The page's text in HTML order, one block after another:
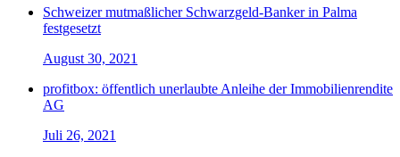
Schweizer mutmaßlicher Schwarzgeld-Banker in Palma
festgesetzt
August 30, 2021
profitbox: öffentlich unerlaubte Anleihe der Immobilienrendite
AG
Juli 26, 2021